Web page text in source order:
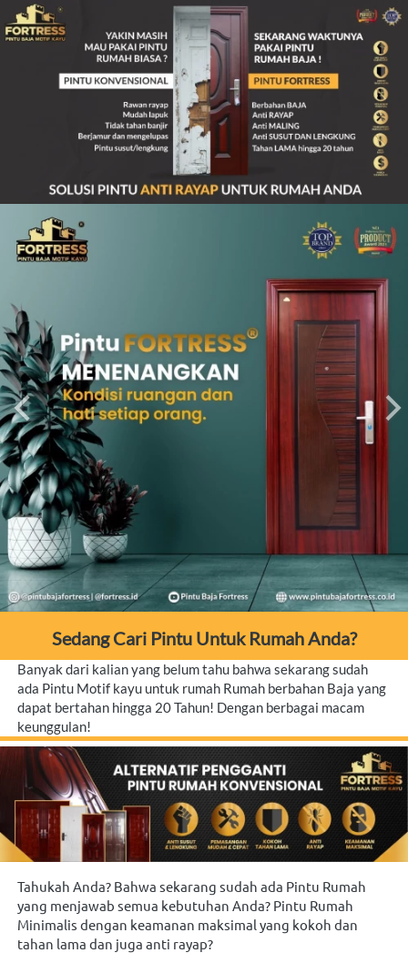
Sedang Cari Pintu Untuk Rumah Anda?
Banyak dari kalian yang belum tahu bahwa sekarang sudah
ada Pintu Motif kayu untuk rumah Rumah berbahan Baja yang
dapat bertahan hingga 20 Tahun! Dengan berbagai macam
keunggulan!
Tahukah Anda? Bahwa sekarang sudah ada Pintu Rumah
yang menjawab semua kebutuhan Anda? Pintu Rumah
Minimalis dengan keamanan maksimal yang kokoh dan
tahan lama dan juga anti rayap?